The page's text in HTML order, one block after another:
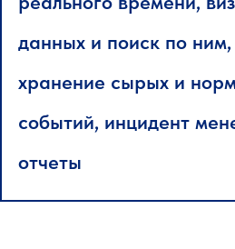
данных и поиск по ним,
хранение сырых и
событий, инцидент
отчеты